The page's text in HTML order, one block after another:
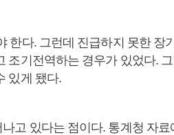
한다. 그런데 진급하지 못한 장
조기전역하는 경우가 있었다.
있게 됐다.
고 있다는 점이다. 통계청 자료